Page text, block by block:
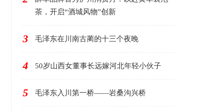
茶，开启“酒城风物”创新
3 毛泽东在川南古蔺的十三个夜晚
4 50岁山西女董事长远嫁河北年轻小伙子
5 毛泽东入川第一桥——岩桑沟兴桥